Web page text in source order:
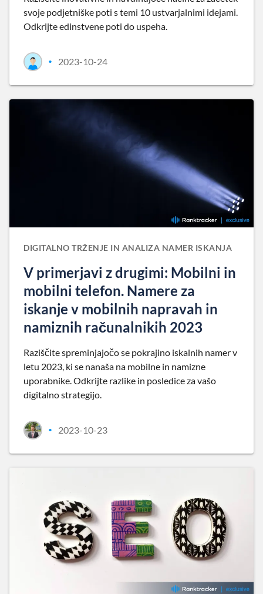
svoje podjetniške poti s temi 10 ustvarjalnimi idejami.
Odkrijte edinstvene poti do uspeha.
• 2023-10-24
DIGITALNO TRŽENJE IN ANALIZA NAMER ISKANJA
V primerjavi z drugimi: Mobilni in
mobilni telefon. Namere za
iskanje v mobilnih napravah in
namiznih računalnikih 2023
Raziščite spreminjajočo se pokrajino iskalnih namer v
letu 2023, ki se nanaša na mobilne in namizne
uporabnike. Odkrijte razlike in posledice za vašo
digitalno strategijo.
• 2023-10-23